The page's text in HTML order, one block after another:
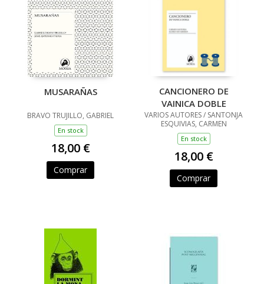
MUSARAÑAS
BRAVO TRUJILLO, GABRIEL
En stock
18,00 €
Comprar
CANCIONERO DE
VAINICA DOBLE
VARIOS AUTORES / SANTONJA
ESQUIVIAS, CARMEN
En stock
18,00 €
Comprar